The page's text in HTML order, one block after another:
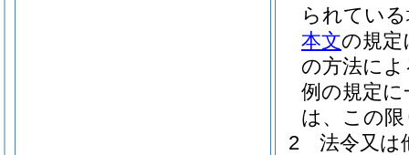
られてい
本文の規定
の方法に
例の規定
は、この
2
法令又は